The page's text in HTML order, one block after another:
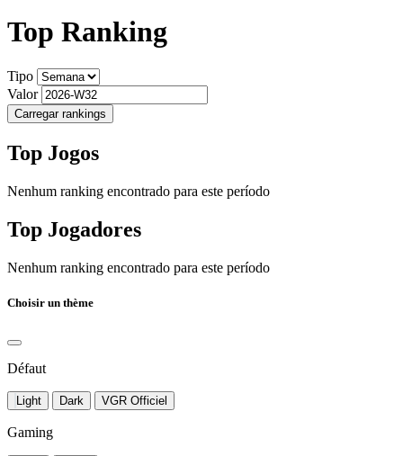
Top Ranking
Tipo
Valor
Carregar rankings
Top Jogos
Nenhum ranking encontrado para este período
Top Jogadores
Nenhum ranking encontrado para este período
Choisir un thème
Défaut
Light Dark VGR Officiel
Gaming